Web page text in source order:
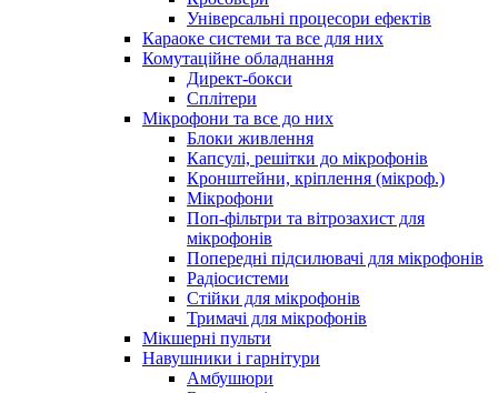
Універсальні процесори ефектів
Караоке системи та все для них
Комутаційне обладнання
Директ-бокси
Сплітери
Мікрофони та все до них
Блоки живлення
Капсулі, решітки до мікрофонів
Кронштейни, кріплення (мікроф.)
Мікрофони
Поп-фільтри та вітрозахист для
мікрофонів
Попередні підсилювачі для мікрофонів
Радіосистеми
Стійки для мікрофонів
Тримачі для мікрофонів
Мікшерні пульти
Навушники і гарнітури
Амбушюри